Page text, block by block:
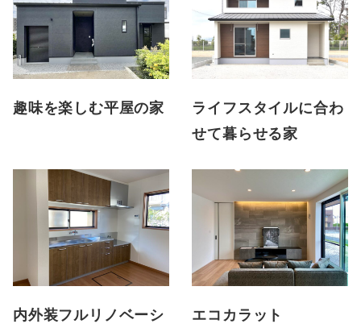
趣味を楽しむ平屋の家
ライフスタイルに合わ
せて暮らせる家
内外装フルリノベーシ
エコカラット